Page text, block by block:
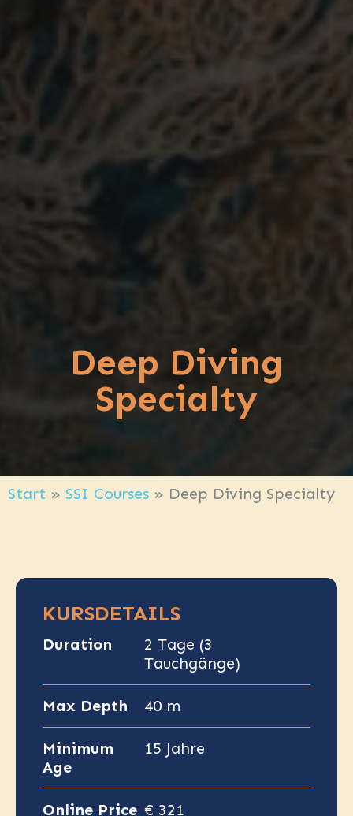
Deep Diving
Specialty
Start » SSI Courses » Deep Diving Specialty
KURSDETAILS
Duration
2 Tage (3
Tauchgänge)
Max Depth 40 m
Minimum
Age
15 Jahre
Online Price € 321